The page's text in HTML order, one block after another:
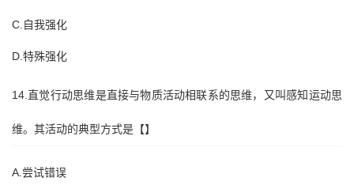
C.自我强化
D.特殊强化
14.直觉行动思维是直接与物质活动相联系的思维，又叫感知运动思
维。其活动的典型方式是【】
A.尝试错误